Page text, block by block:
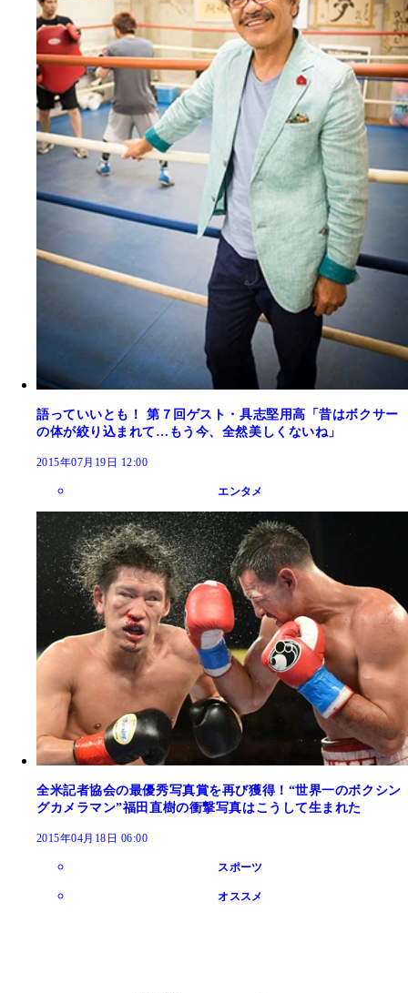
語っていいとも！ 第７回ゲスト・具志堅用高「昔はボクサー
の体が絞り込まれて…もう今、全然美しくないね」
2015年07月19日 12:00
エンタメ
全米記者協会の最優秀写真賞を再び獲得！“世界一のボクシン
グカメラマン”福田直樹の衝撃写真はこうして生まれた
2015年04月18日 06:00
スポーツ
オススメ